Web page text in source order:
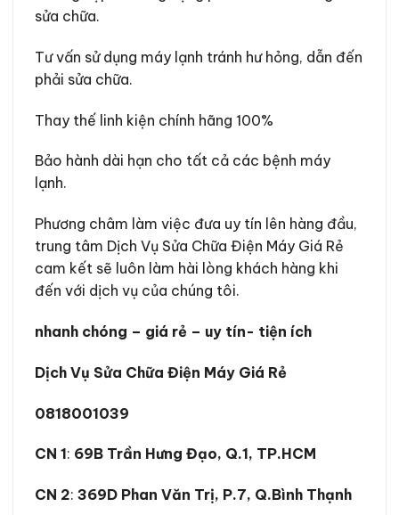
sửa chữa.
Tư vấn sử dụng máy lạnh tránh hư hỏng, dẫn đến
phải sửa chữa.
Thay thế linh kiện chính hãng 100%
Bảo hành dài hạn cho tất cả các bệnh máy
lạnh.
Phương châm làm việc đưa uy tín lên hàng đầu,
trung tâm Dịch Vụ Sửa Chữa Điện Máy Giá Rẻ
cam kết sẽ luôn làm hài lòng khách hàng khi
đến với dịch vụ của chúng tôi.
nhanh chóng – giá rẻ – uy tín- tiện ích
Dịch Vụ Sửa Chữa Điện Máy Giá Rẻ
0818001039
CN 1: 69B Trần Hưng Đạo, Q.1, TP.HCM
CN 2: 369D Phan Văn Trị, P.7, Q.Bình Thạnh